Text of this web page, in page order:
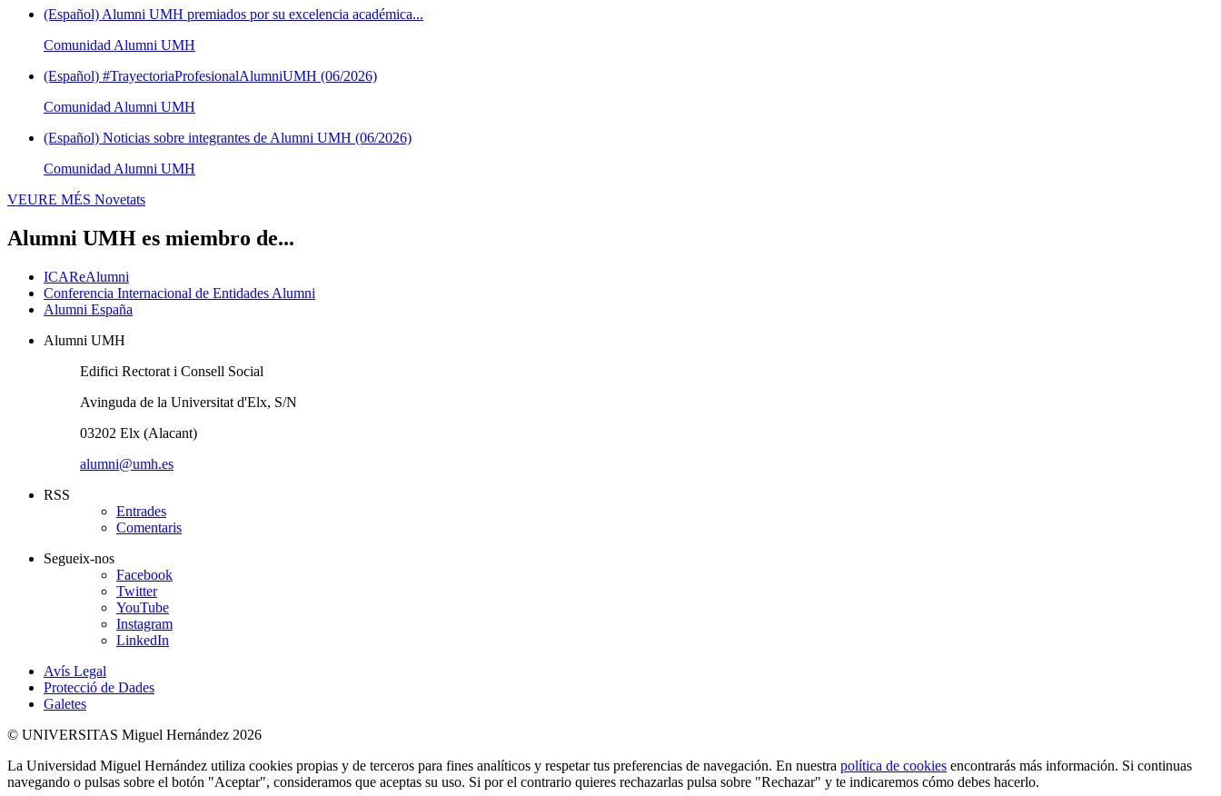
(Español) Alumni UMH premiados por su excelencia académica...
Comunidad Alumni UMH
(Español) #TrayectoriaProfesionalAlumniUMH (06/2026)
Comunidad Alumni UMH
(Español) Noticias sobre integrantes de Alumni UMH (06/2026)
Comunidad Alumni UMH
VEURE MÉS Novetats
Alumni UMH es miembro de...
ICAReAlumni
Conferencia Internacional de Entidades Alumni
Alumni España
Alumni UMH
Edifici Rectorat i Consell Social
Avinguda de la Universitat d'Elx, S/N
03202 Elx (Alacant)
alumni@umh.es
RSS
Entrades
Comentaris
Segueix-nos
Facebook
Twitter
YouTube
Instagram
LinkedIn
Avís Legal
Protecció de Dades
Galetes
© UNIVERSITAS Miguel Hernández 2026
La Universidad Miguel Hernández utiliza cookies propias y de terceros para fines analíticos y respetar tus preferencias de navegación. En nuestra política de cookies encontrarás más información. Si continuas
navegando o pulsas sobre el botón "Aceptar", consideramos que aceptas su uso. Si por el contrario quieres rechazarlas pulsa sobre "Rechazar" y te indicaremos cómo debes hacerlo.